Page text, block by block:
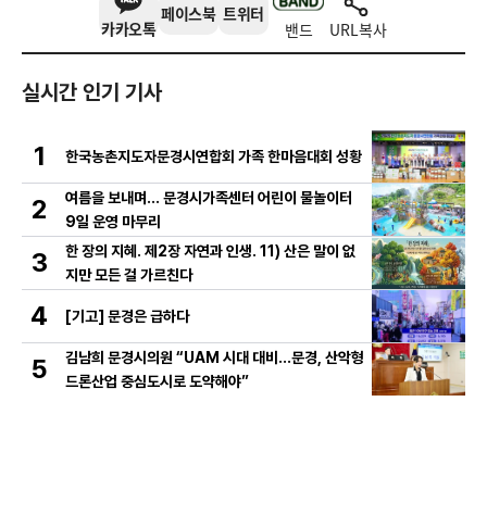
카카오톡
페이스북 트위터
밴드 URL복사
실시간 인기 기사
1 한국농촌지도자문경시연합회 가족 한마음대회 성황
2
여름을 보내며… 문경시가족센터 어린이 물놀이터
9일 운영 마무리
3
한 장의 지혜. 제2장 자연과 인생. 11) 산은 말이 없
지만 모든 걸 가르친다
4 [기고] 문경은 급하다
5
김남희 문경시의원 “UAM 시대 대비…문경, 산악형
드론산업 중심도시로 도약해야”